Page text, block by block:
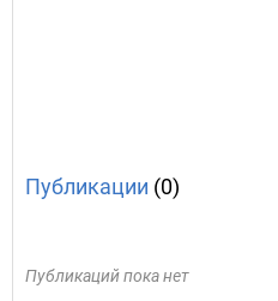
Публикации (0)
Публикаций пока нет